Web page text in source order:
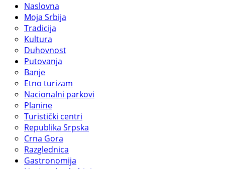
Naslovna
Moja Srbija
Tradicija
Kultura
Duhovnost
Putovanja
Banje
Etno turizam
Nacionalni parkovi
Planine
Turistički centri
Republika Srpska
Crna Gora
Razglednica
Gastronomija